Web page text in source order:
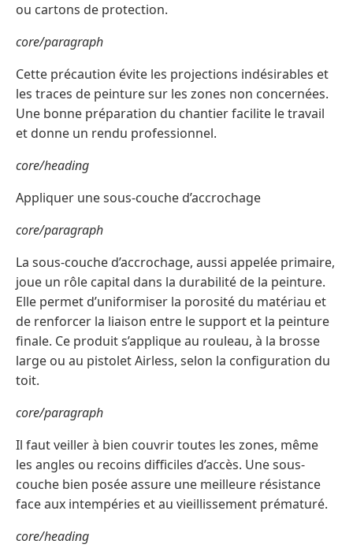
ou cartons de protection.
core/paragraph
Cette précaution évite les projections indésirables et
les traces de peinture sur les zones non concernées.
Une bonne préparation du chantier facilite le travail
et donne un rendu professionnel.
core/heading
Appliquer une sous-couche d’accrochage
core/paragraph
La sous-couche d’accrochage, aussi appelée primaire,
joue un rôle capital dans la durabilité de la peinture.
Elle permet d’uniformiser la porosité du matériau et
de renforcer la liaison entre le support et la peinture
finale. Ce produit s’applique au rouleau, à la brosse
large ou au pistolet Airless, selon la configuration du
toit.
core/paragraph
Il faut veiller à bien couvrir toutes les zones, même
les angles ou recoins difficiles d’accès. Une sous-
couche bien posée assure une meilleure résistance
face aux intempéries et au vieillissement prématuré.
core/heading